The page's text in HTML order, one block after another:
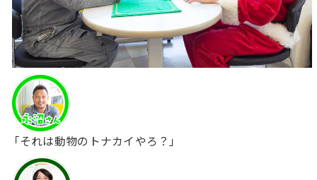
「それは動物のトナカイやろ？」